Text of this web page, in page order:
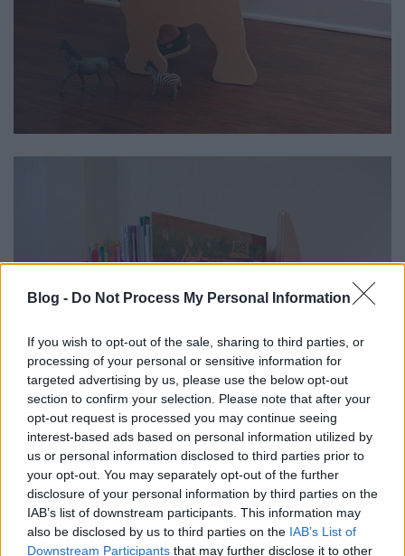
Blog - Do Not Process My Personal Information
If you wish to opt-out of the sale, sharing to third parties, or
processing of your personal or sensitive information for
targeted advertising by us, please use the below opt-out
section to confirm your selection. Please note that after your
opt-out request is processed you may continue seeing
interest-based ads based on personal information utilized by
us or personal information disclosed to third parties prior to
your opt-out. You may separately opt-out of the further
disclosure of your personal information by third parties on the
IAB’s list of downstream participants. This information may
also be disclosed by us to third parties on the IAB’s List of
Downstream Participants that may further disclose it to other